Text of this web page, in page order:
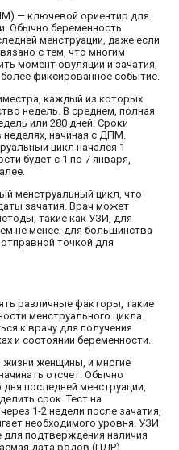
— ключевой ориентир для
Обычно беременность
менструации, даже если
с тем, что многим
момент овуляции и зачатия,
фиксированное событие.
каждый из которых
недель. В среднем, полная
или 280 дней. Сроки
начиная с ДПМ.
цикл начался 1
будет с 1 по 7 января,
менструальный цикл, что
зачатия. Врач может
такие как УЗИ, для
не менее, для большинства
точкой для
различные факторы, такие
менструального цикла.
к врачу для получения
и состоянии беременности.
женщины, и многие
отсчет. Обычно
последней менструации,
срок. Тест на
1-2 недели после зачатия,
необходимого уровня. УЗИ
подтверждения наличия
дата родов (ПДР)